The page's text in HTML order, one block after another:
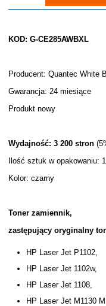
KOD: G-CE285AWBXL
Producent: Quantec White
Gwarancja: 24 miesiące
Produkt nowy
Wydajność: 3 200 stron
Ilość sztuk w opakowaniu:
Kolor: czarny
Toner zamiennik,
zastępujący oryginalny
HP Laser Jet P1102,
HP Laser Jet 1102w,
HP Laser Jet 1108,
HP Laser Jet M1130